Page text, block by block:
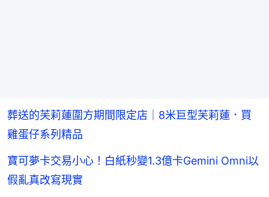
葬送的芙莉蓮圍方期間限定店｜8米巨型芙莉蓮．買
雞蛋仔系列精品
寶可夢卡交易小心！白紙秒變1.3億卡Gemini Omni以
假亂真改寫現實